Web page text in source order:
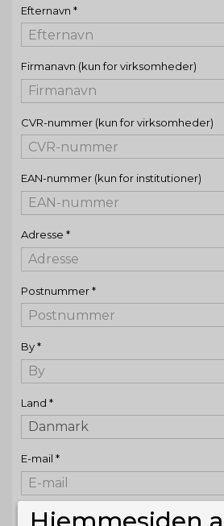
Efternavn *
Firmanavn (kun for virksomheder)
CVR-nummer (kun for virksomheder)
EAN-nummer (kun for institutioner)
Adresse *
Postnummer*
By*
Land *
E-mail *
Telefonnr.